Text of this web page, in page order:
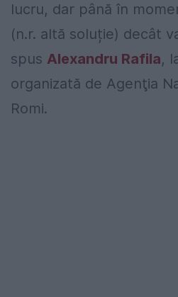
lucru, dar până în
(n.r. altă soluție) decât
spus Alexandru Rafila,
organizată de Agenţia
Romi.